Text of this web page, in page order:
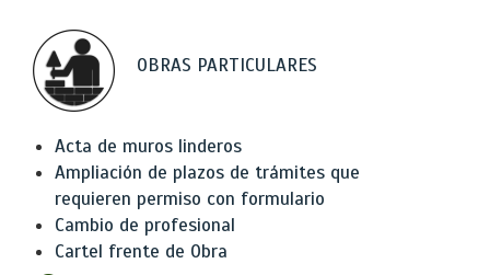
OBRAS PARTICULARES
Acta de muros linderos
Ampliación de plazos de trámites que
requieren permiso con formulario
Cambio de profesional
Cartel frente de Obra